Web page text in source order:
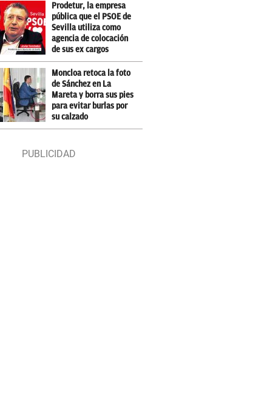
Prodetur, la empresa
pública que el PSOE de
Sevilla utiliza como
agencia de colocación
de sus ex cargos
Moncloa retoca la foto
de Sánchez en La
Mareta y borra sus pies
para evitar burlas por
su calzado